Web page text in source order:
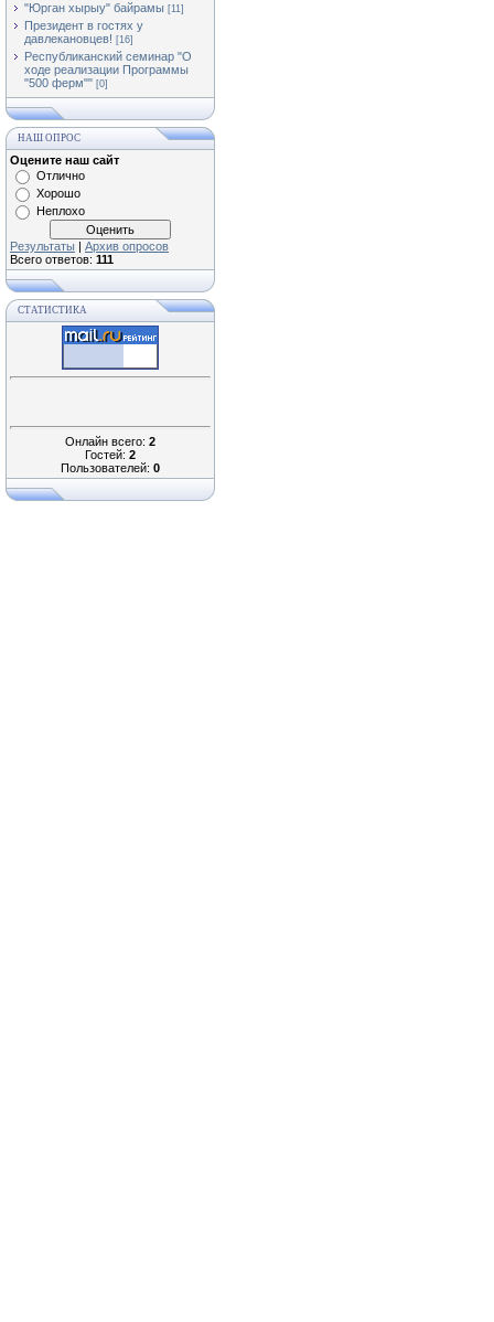
"Юрган хырыу" байрамы [11]
Президент в гостях у
давлекановцев! [16]
Республиканский семинар "О
ходе реализации Программы
"500 ферм"" [0]
НАШ ОПРОС
Оцените наш сайт
Отлично
Хорошо
Неплохо
Результаты | Архив опросов
Всего ответов: 111
СТАТИСТИКА
Онлайн всего: 2
Гостей: 2
Пользователей: 0